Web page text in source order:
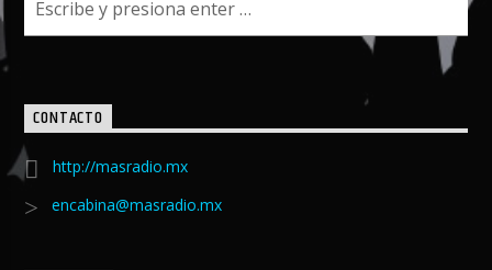
CONTACTO
http://masradio.mx
encabina@masradio.mx